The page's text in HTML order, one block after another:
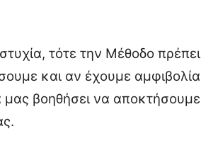
τότε την Μέθοδο πρέπει
και αν έχουμε αμφιβολία
βοηθήσει να αποκτήσουμε